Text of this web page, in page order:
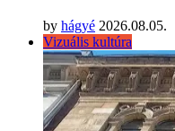
by hágyé 2026.08.05.
Vizuális kultúra